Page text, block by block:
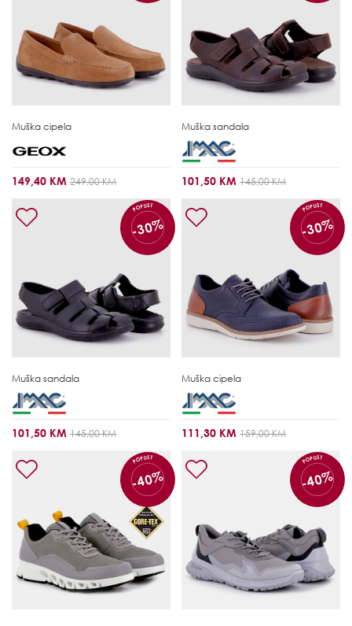
Muška cipela
149,40 KM 249,00 KM
Muška sandala
101,50 KM 145,00 KM
POPUST
-30%
Muška sandala
101,50 KM 145,00 KM
POPUST
-30%
Muška cipela
111,30 KM 159,00 KM
POPUST
-40%
POPUST
-40%